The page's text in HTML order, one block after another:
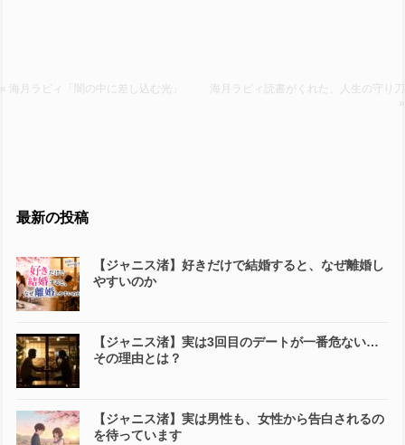
« 海月ラビィ「闇の中に差し込む光」
海月ラビィ読書がくれた、人生の守り刀
»
最新の投稿
【ジャニス渚】好きだけで結婚すると、なぜ離婚し
やすいのか
【ジャニス渚】実は3回目のデートが一番危ない…
その理由とは？
【ジャニス渚】実は男性も、女性から告白されるの
を待っています